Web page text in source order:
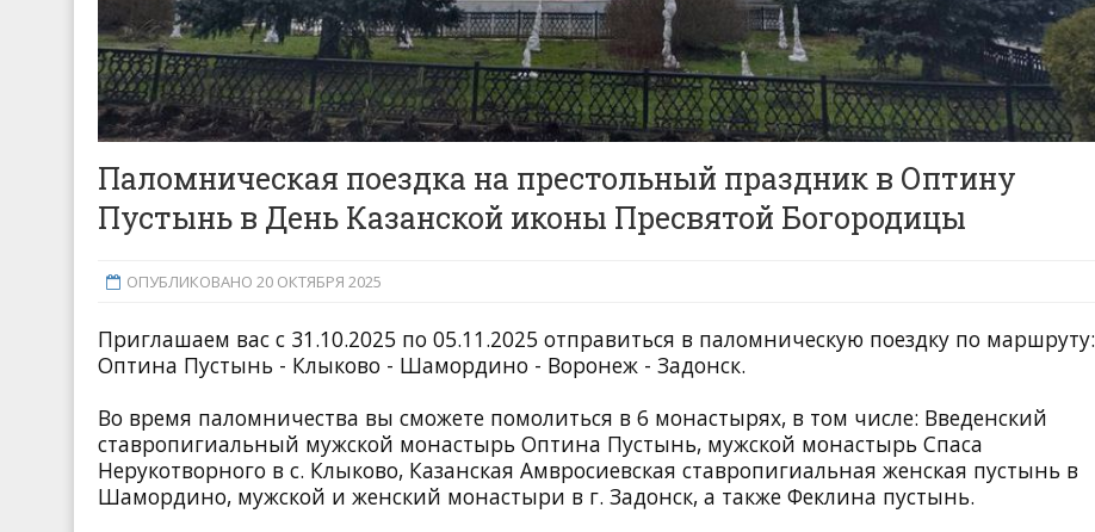
Паломническая поездка на престольный праздник в Оптину
Пустынь в День Казанской иконы Пресвятой Богородицы
ОПУБЛИКОВАНО 20 ОКТЯБРЯ 2025
Приглашаем вас с 31.10.2025 по 05.11.2025 отправиться в паломническую поездку по маршруту:
Оптина Пустынь - Клыково - Шамордино - Воронеж - Задонск.
Во время паломничества вы сможете помолиться в 6 монастырях, в том числе: Введенский
ставропигиальный мужской монастырь Оптина Пустынь, мужской монастырь Спаса
Нерукотворного в с. Клыково, Казанская Амвросиевская ставропигиальная женская пустынь в
Шамордино, мужской и женский монастыри в г. Задонск, а также Феклина пустынь.